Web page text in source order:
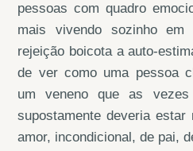
pessoas com quadro
mais vivendo sozinho em
rejeição boicota a auto-
de ver como uma pessoa
um veneno que as
supostamente deveria
amor, incondicional, de pai,